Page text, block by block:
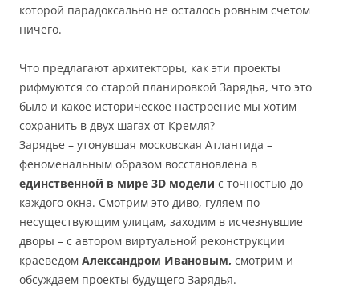
которой парадоксально не осталось ровным счетом
ничего.
Что предлагают архитекторы, как эти проекты
рифмуются со старой планировкой Зарядья, что это
было и какое историческое настроение мы хотим
сохранить в двух шагах от Кремля?
Зарядье – утонувшая московская Атлантида –
феноменальным образом восстановлена в
единственной в мире 3D модели с точностью до
каждого окна. Смотрим это диво, гуляем по
несуществующим улицам, заходим в исчезнувшие
дворы – с автором виртуальной реконструкции
краеведом Александром Ивановым, смотрим и
обсуждаем проекты будущего Зарядья.